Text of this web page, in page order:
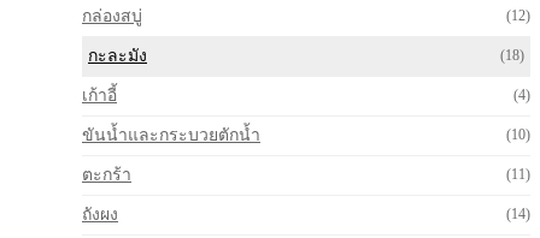
กล่องสบู่ (12)
กะละมัง (18)
เก้าอี้ (4)
ขันน้ำและกระบวยตักน้ำ (10)
ตะกร้า (11)
ถังผง (14)